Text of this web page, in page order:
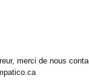
merci de nous